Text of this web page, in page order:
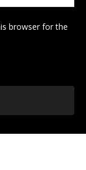
browser for the